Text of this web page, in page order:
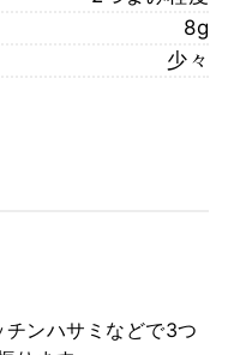
8g
少々
ンハサミなどで3つ